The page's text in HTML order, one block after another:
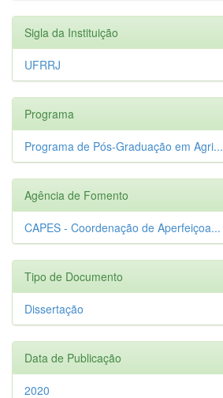
Sigla da Instituição
UFRRJ
Programa
Programa de Pós-Graduação em Agri...
Agência de Fomento
CAPES - Coordenação de Aperfeiçoa...
Tipo de Documento
Dissertação
Data de Publicação
2020